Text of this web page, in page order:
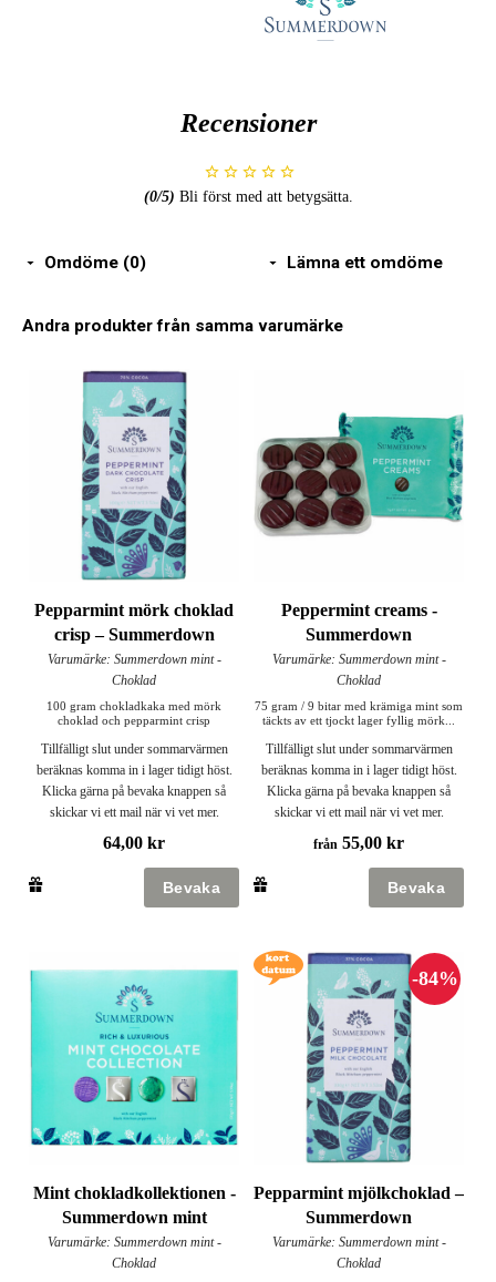
Recensioner
(0/5) Bli först med att betygsätta.
Omdöme (0) Lämna ett omdöme
Andra produkter från samma varumärke
Pepparmint mörk choklad
crisp – Summerdown
Varumärke: Summerdown mint -
Choklad
100 gram chokladkaka med mörk
choklad och pepparmint crisp
Tillfälligt slut under sommarvärmen
beräknas komma in i lager tidigt höst.
Klicka gärna på bevaka knappen så
skickar vi ett mail när vi vet mer.
64,00 kr
Peppermint creams -
Summerdown
Varumärke: Summerdown mint -
Choklad
75 gram / 9 bitar med krämiga mint som
täckts av ett tjockt lager fyllig mörk...
Tillfälligt slut under sommarvärmen
beräknas komma in i lager tidigt höst.
Klicka gärna på bevaka knappen så
skickar vi ett mail när vi vet mer.
från 55,00 kr
Mint chokladkollektionen -
Summerdown mint
Varumärke: Summerdown mint -
Choklad
Pepparmint mjölkchoklad –
Summerdown
Varumärke: Summerdown mint -
Choklad